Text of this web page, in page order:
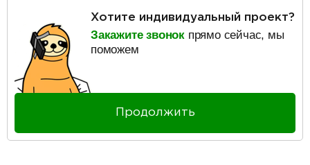
Хотите индивидуальный проект?
Закажите звонок прямо сейчас, мы
поможем
Продолжить